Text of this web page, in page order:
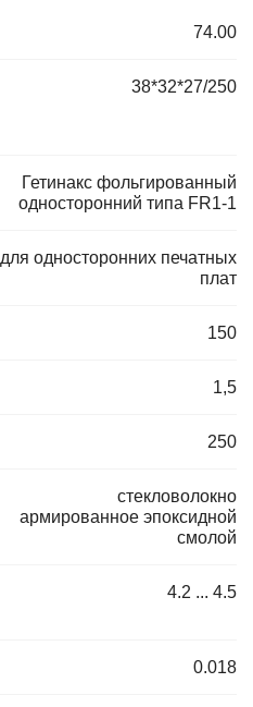
74.00
38*32*27/250
Гетинакс фольгированный
односторонний типа FR1-1
для односторонних печатных
плат
150
1,5
250
стекловолокно
армированное эпоксидной
смолой
4.2 ... 4.5
0.018